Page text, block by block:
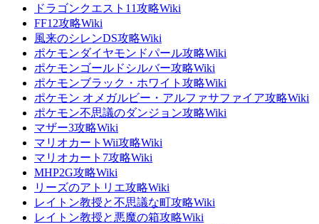
ドラゴンクエスト11攻略Wiki
FF12攻略Wiki
風来のシレンDS攻略Wiki
ポケモンダイヤモンドパール攻略Wiki
ポケモンゴールドシルバー攻略Wiki
ポケモンブラック・ホワイト攻略Wiki
ポケモン オメガルビー・アルファサファイア攻略Wiki
ポケモン不思議のダンジョン攻略Wiki
マザー3攻略Wiki
マリオカートWii攻略Wiki
マリオカート7攻略Wiki
MHP2G攻略Wiki
リーズのアトリエ攻略Wiki
レイトン教授と不思議な町攻略Wiki
レイトン教授と悪魔の箱攻略Wiki